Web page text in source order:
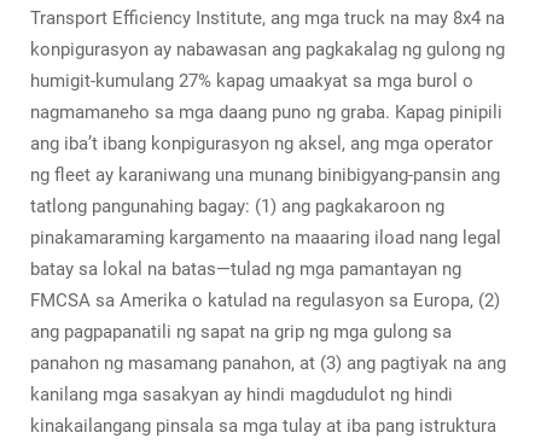
Transport Efficiency Institute, ang mga truck na may 8x4 na
konpigurasyon ay nabawasan ang pagkakalag ng gulong ng
humigit-kumulang 27% kapag umaakyat sa mga burol o
nagmamaneho sa mga daang puno ng graba. Kapag pinipili
ang iba’t ibang konpigurasyon ng aksel, ang mga operator
ng fleet ay karaniwang una munang binibigyang-pansin ang
tatlong pangunahing bagay: (1) ang pagkakaroon ng
pinakamaraming kargamento na maaaring iload nang legal
batay sa lokal na batas—tulad ng mga pamantayan ng
FMCSA sa Amerika o katulad na regulasyon sa Europa, (2)
ang pagpapanatili ng sapat na grip ng mga gulong sa
panahon ng masamang panahon, at (3) ang pagtiyak na ang
kanilang mga sasakyan ay hindi magdudulot ng hindi
kinakailangang pinsala sa mga tulay at iba pang istruktura